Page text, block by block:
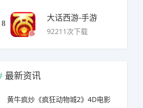
8
大话西游-手游
92211次下载
最新资讯
黄牛疯炒《疯狂动物城2》4D电影